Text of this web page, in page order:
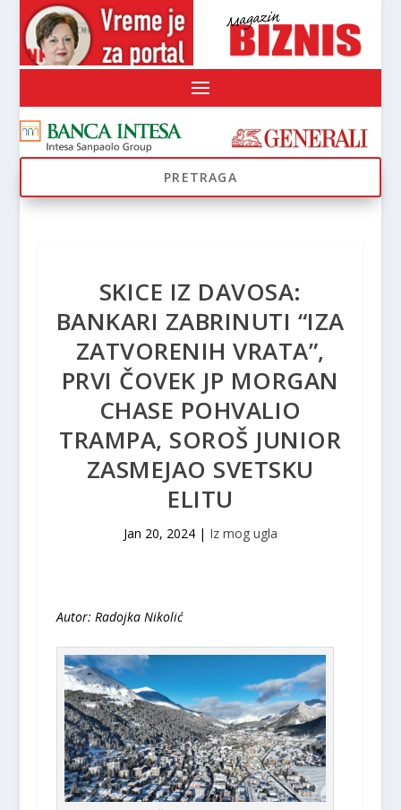
SKICE IZ DAVOSA:
BANKARI ZABRINUTI “IZA
ZATVORENIH VRATA”,
PRVI ČOVEK JP MORGAN
CHASE POHVALIO
TRAMPA, SOROŠ JUNIOR
ZASMEJAO SVETSKU
ELITU
Jan 20, 2024| Iz mog ugla
Autor: Radojka Nikolić